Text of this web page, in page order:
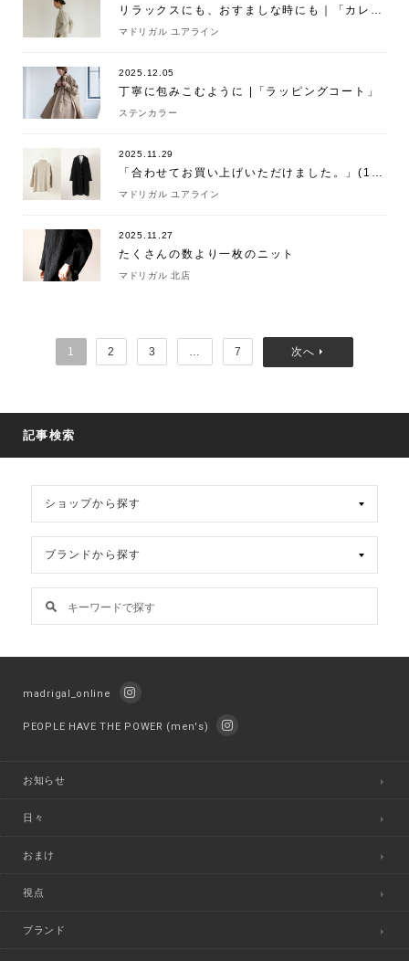
リラックスにも、おすましな時にも｜「カレイドニット トープグレー」
マドリガル ユアライン
2025.12.05
丁寧に包みこむように |「ラッピングコート」
ステンカラー
2025.11.29
「合わせてお買い上げいただけました。」(11/29)
マドリガル ユアライン
2025.11.27
たくさんの数より一枚のニット
マドリガル 北店
1 2 3 … 7
記事検索
madrigal_online
PEOPLE HAVE THE POWER (men's)
お知らせ
日々
おまけ
視点
ブランド